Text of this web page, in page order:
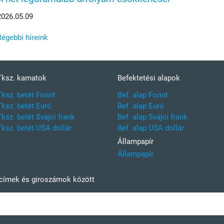
híreink
kamatok
betét Forint
betét Euró
betét Svájci frank
betét USA dollár
Befektetési alapok
Bef. alap Forint
Bef. alap Euró
Bef. alap Svájci frank
Bef. alap USA dollár
Állampapír
Állampapír
és giroszámok között